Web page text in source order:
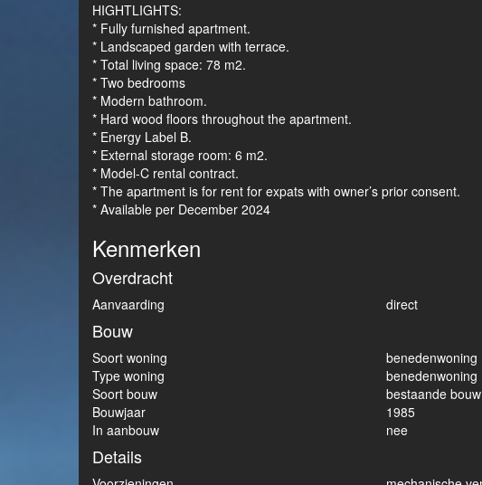
HIGHTLIGHTS:
* Fully furnished apartment.
* Landscaped garden with terrace.
* Total living space: 78 m2.
* Two bedrooms
* Modern bathroom.
* Hard wood floors throughout the apartment.
* Energy Label B.
* External storage room: 6 m2.
* Model-C rental contract.
* The apartment is for rent for expats with owner’s prior consent.
* Available per December 2024
Kenmerken
Overdracht
Aanvaarding direct
Bouw
Soort woning
benedenwoning
Type woning
benedenwoning
Soort bouw
bestaande bouw
Bouwjaar
1985
In aanbouw
nee
Details